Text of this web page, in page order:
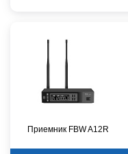
Приемник FBW A12R